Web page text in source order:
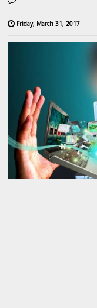
Friday, March 31, 2017